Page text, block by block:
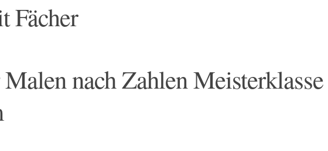
Fächer
nach Zahlen Meisterklasse